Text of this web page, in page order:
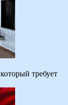
требует